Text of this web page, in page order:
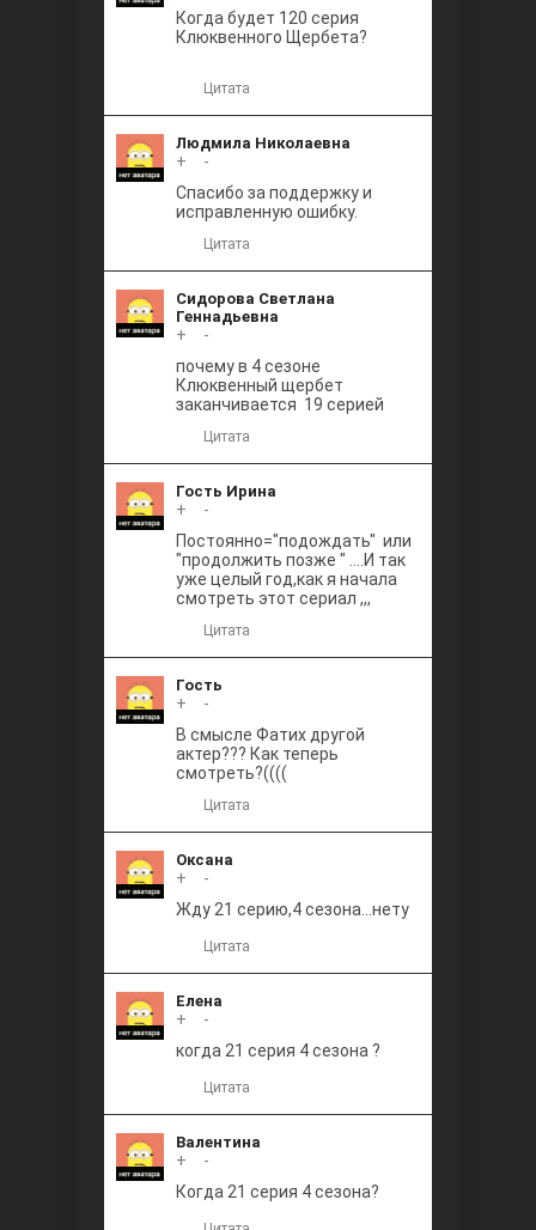
Между
Ветреный
Когда будет 120 серия
Клюквенного Щербета?
Цитата
Людмила Николаевна
+
-
Спасибо за поддержку и
исправленную ошибку.
Цитата
Сидорова Светлана
Геннадьевна
+
-
почему в 4 сезоне
Клюквенный щербет
заканчивается 19 серией
Цитата
Гость Ирина
+
-
Постоянно="подождать" или
"продолжить позже " ....И так
уже целый год,как я начала
смотреть этот сериал ,,,
Цитата
Гость
+
-
В смысле Фатих другой
актер??? Как теперь
смотреть?((((
Цитата
Оксана
+
-
Жду 21 серию,4 сезона...нету
Цитата
Елена
+
-
когда 21 серия 4 сезона ?
Цитата
Валентина
+
-
Когда 21 серия 4 сезона?